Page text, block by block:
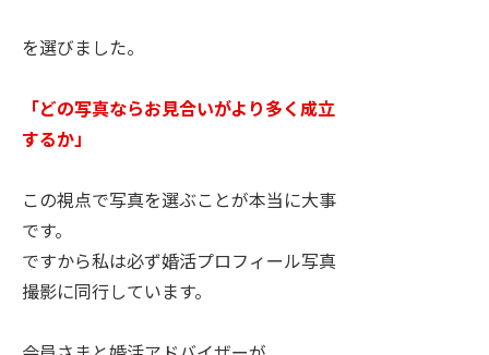
を選びました。
「どの写真ならお見合いがより多く成立
するか」
この視点で写真を選ぶことが本当に大事
です。
ですから私は必ず婚活プロフィール写真
撮影に同行しています。